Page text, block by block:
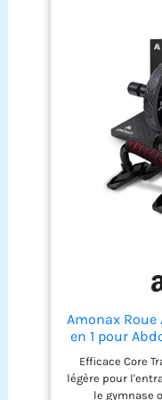
tous
angles
abdominaux
angles
parfaitement
idéal pour tous
données :
progrès et de
appui
réinitialiser les
augmentent
l'appareil, le
Amonax
en 1 pour
Efficace Core
légère pour
le gymnase